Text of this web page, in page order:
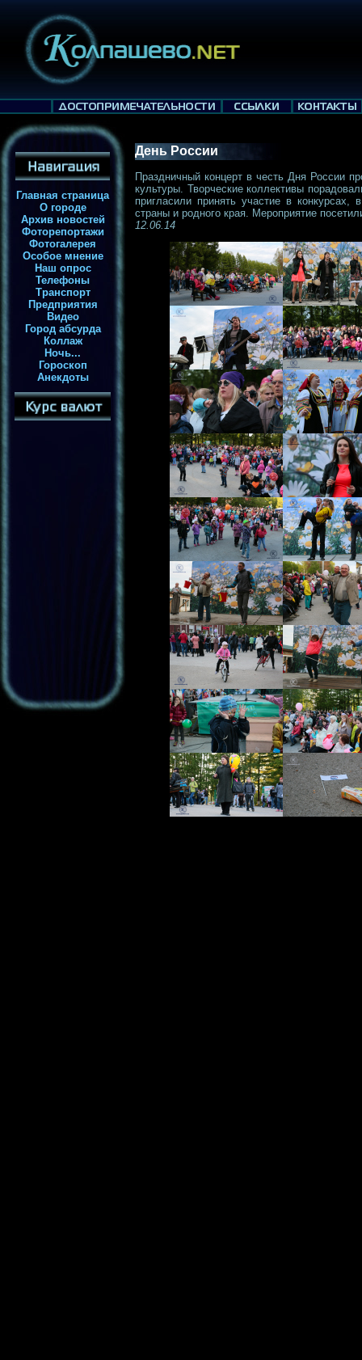
Главная страница
О городе
Архив новостей
Фоторепортажи
Фотогалерея
Особое мнение
Наш опрос
Телефоны
Транспорт
Предприятия
Видео
Город абсурда
Коллаж
Ночь...
Гороскоп
Анекдоты
День России
Праздничный концерт в честь Дня России
культуры. Творческие коллективы
пригласили принять участие в
страны и родного края. Мероприятие
12.06.14